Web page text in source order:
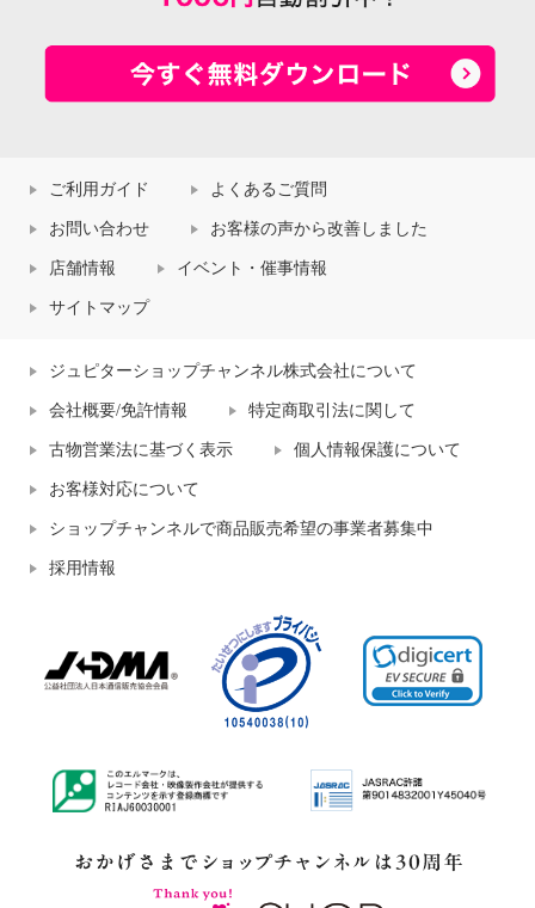
ご利用ガイド よくあるご質問
お問い合わせ お客様の声から改善しました
店舗情報 イベント・催事情報
サイトマップ
ジュピターショップチャンネル株式会社について
会社概要/免許情報 特定商取引法に関して
古物営業法に基づく表示 個人情報保護について
お客様対応について
ショップチャンネルで商品販売希望の事業者募集中
採用情報